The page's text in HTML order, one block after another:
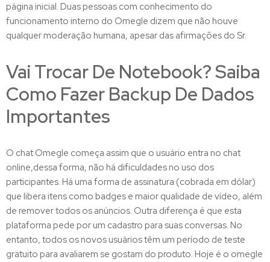
página inicial. Duas pessoas com conhecimento do
funcionamento interno do Omegle dizem que não houve
qualquer moderação humana, apesar das afirmações do Sr.
Vai Trocar De Notebook? Saiba
Como Fazer Backup De Dados
Importantes
O chat Omegle começa assim que o usuário entra no chat
online,dessa forma, não há dificuldades no uso dos
participantes. Há uma forma de assinatura (cobrada em dólar)
que libera itens como badges e maior qualidade de vídeo, além
de remover todos os anúncios. Outra diferença é que esta
plataforma pede por um cadastro para suas conversas. No
entanto, todos os novos usuários têm um período de teste
gratuito para avaliarem se gostam do produto. Hoje é o omegle